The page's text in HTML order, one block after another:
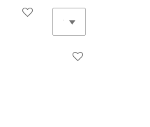
In winkelwagen
In winkelwagen